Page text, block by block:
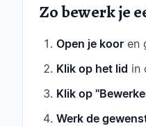
Zo bewerk je
Open je koor en
Klik op het lid in
Klik op
Werk de